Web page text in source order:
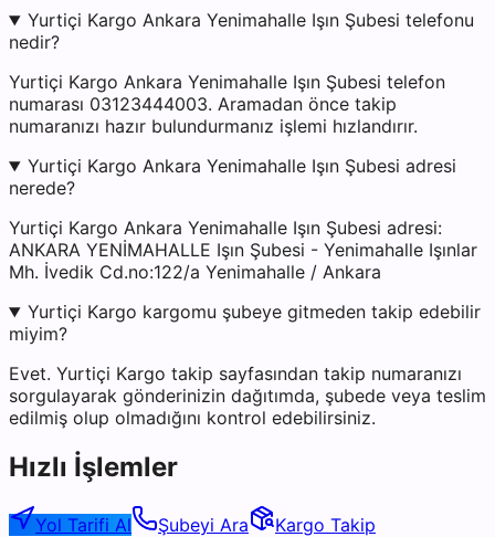
Yurtiçi Kargo Ankara Yenimahalle Işın Şubesi telefonu
nedir?
Yurtiçi Kargo Ankara Yenimahalle Işın Şubesi telefon
numarası 03123444003. Aramadan önce takip
numaranızı hazır bulundurmanız işlemi hızlandırır.
Yurtiçi Kargo Ankara Yenimahalle Işın Şubesi adresi
nerede?
Yurtiçi Kargo Ankara Yenimahalle Işın Şubesi adresi:
ANKARA YENİMAHALLE Işın Şubesi - Yenimahalle Işınlar
Mh. İvedik Cd.no:122/a Yenimahalle / Ankara
Yurtiçi Kargo kargomu şubeye gitmeden takip edebilir
miyim?
Evet. Yurtiçi Kargo takip sayfasından takip numaranızı
sorgulayarak gönderinizin dağıtımda, şubede veya teslim
edilmiş olup olmadığını kontrol edebilirsiniz.
Hızlı İşlemler
Yol Tarifi Al Şubeyi Ara
Kargo Takip